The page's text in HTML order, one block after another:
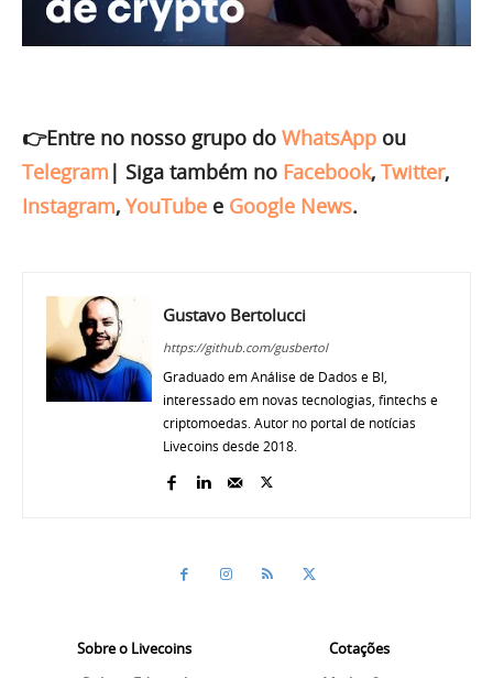
👉Entre no nosso grupo do WhatsApp ou
Telegram | Siga também no Facebook, Twitter,
Instagram, YouTube e Google News.
Gustavo Bertolucci
https://github.com/gusbertol
Graduado em Análise de Dados e BI,
interessado em novas tecnologias, fintechs e
criptomoedas. Autor no portal de notícias
Livecoins desde 2018.
Sobre o Livecoins
Cotações